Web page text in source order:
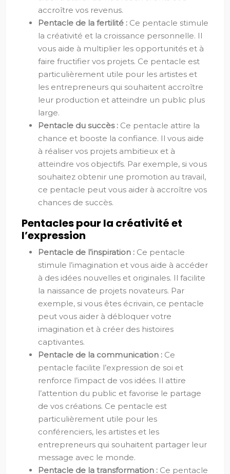
accroître vos revenus.
Pentacle de la fertilité : Ce pentacle stimule
la créativité et la croissance personnelle. Il
vous aide à multiplier les opportunités et à
faire fructifier vos projets. Ce pentacle est
particulièrement utile pour les artistes et
les entrepreneurs qui souhaitent accroître
leur production et atteindre un public plus
large.
Pentacle du succès : Ce pentacle attire la
chance et booste la confiance. Il vous aide
à réaliser vos projets ambitieux et à
atteindre vos objectifs. Par exemple, si vous
souhaitez obtenir une promotion au travail,
ce pentacle peut vous aider à accroître vos
chances de succès.
Pentacles pour la créativité et
l’expression
Pentacle de l’inspiration : Ce pentacle
stimule l’imagination et vous aide à accéder
à des idées nouvelles et originales. Il facilite
la naissance de projets novateurs. Par
exemple, si vous êtes écrivain, ce pentacle
peut vous aider à débloquer votre
imagination et à créer des histoires
captivantes.
Pentacle de la communication : Ce
pentacle facilite l’expression de soi et
renforce l’impact de vos idées. Il attire
l’attention du public et favorise le partage
de vos créations. Ce pentacle est
particulièrement utile pour les
conférenciers, les artistes et les
entrepreneurs qui souhaitent partager leur
message avec le monde.
Pentacle de la transformation : Ce pentacle